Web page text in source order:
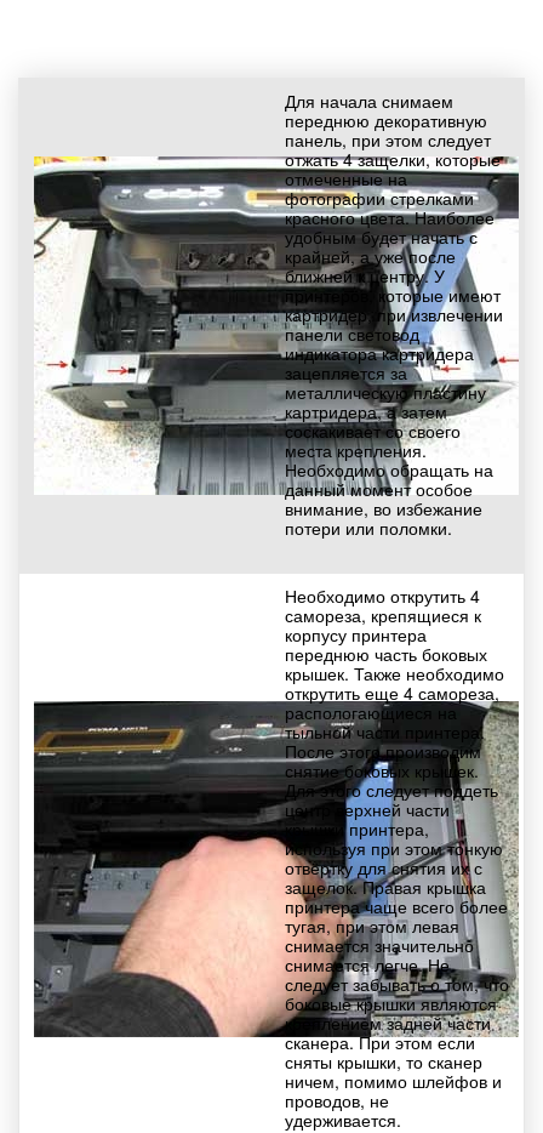
Для начала снимаем
переднюю декоративную
панель, при этом следует
отжать 4 защелки, которые
отмеченные на
фотографии стрелками
красного цвета. Наиболее
удобным будет начать с
крайней, а уже после
ближней к центру. У
принтеров, которые имеют
картридер, при извлечении
панели световод
индикатора картридера
зацепляется за
металлическую пластину
картридера, а затем
соскакивает со своего
места крепления.
Необходимо обращать на
данный момент особое
внимание, во избежание
потери или поломки.
Необходимо открутить 4
самореза, крепящиеся к
корпусу принтера
переднюю часть боковых
крышек. Также необходимо
открутить еще 4 самореза,
распологающиеся на
тыльной части принтера.
После этого производим
снятие боковых крышек.
Для этого следует поддеть
центр верхней части
крышки принтера,
используя при этом тонкую
отвёртку для снятия их с
защелок. Правая крышка
принтера чаще всего более
тугая, при этом левая
снимается значительно
снимается легче. Не
следует забывать о том, что
боковые крышки являются
креплением задней части
сканера. При этом если
сняты крышки, то сканер
ничем, помимо шлейфов и
проводов, не
удерживается.